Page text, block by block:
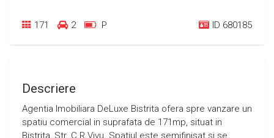
171 2 P ID 680185
Descriere
Agentia Imobiliara DeLuxe Bistrita ofera spre vanzare un
spatiu comercial in suprafata de 171mp, situat in
Bistrita, Str. C.R.Vivu. Spatiul este semifinisat si se